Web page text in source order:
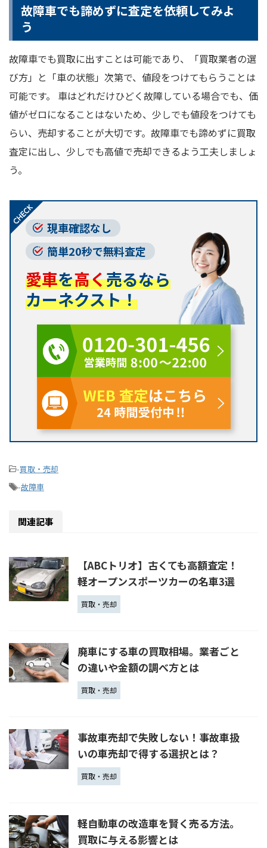
故障車でも諦めずに査定を依頼してみよ
う
故障車でも買取に出すことは可能であり、「買取業者の選
び方」と「車の状態」次第で、値段をつけてもらうことは
可能です。 車はどれだけひどく故障している場合でも、価
値がゼロになることはないため、少しでも値段をつけても
らい、売却することが大切です。故障車でも諦めずに買取
査定に出し、少しでも高値で売却できるよう工夫しましょ
う。
現車確認なし
簡単20秒で無料査定
愛車を高く売るなら
カーネクスト！
-買取・売却
-故障車
関連記事
【ABCトリオ】古くても高額査定！
軽オープンスポーツカーの名車3選
買取・売却
廃車にする車の買取相場。業者ごと
の違いや金額の調べ方とは
買取・売却
事故車売却で失敗しない！事故車扱
いの車売却で得する選択とは？
買取・売却
軽自動車の改造車を賢く売る方法。
買取に与える影響とは